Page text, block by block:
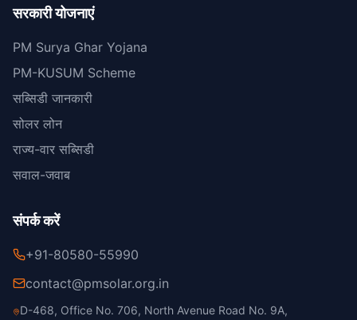
सरकारी योजनाएं
PM Surya Ghar Yojana
PM-KUSUM Scheme
सब्सिडी जानकारी
सोलर लोन
राज्य-वार सब्सिडी
सवाल-जवाब
संपर्क करें
+91-80580-55990
contact@pmsolar.org.in
D-468, Office No. 706, North Avenue Road No. 9A,